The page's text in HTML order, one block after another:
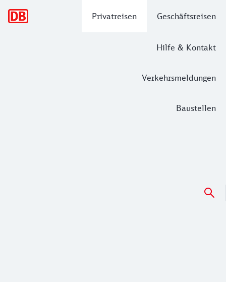
Privatreisen Geschäftsreisen
Hilfe & Kontakt
Verkehrsmeldungen
Baustellen